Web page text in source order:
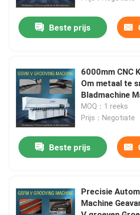
Producten
Hoge snelheid V het Groeven
CNC V het Groeven Machine
Automatisch V die Machine
V Groover-Machine
Beste prijs
6000mm CNC
Om metaal te
Bladmachine
MOQ：1 reeks
Prijs：Negotiate
Beste prijs
Precisie
Machine